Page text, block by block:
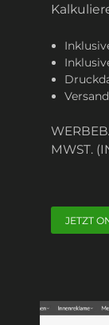
MWST.
JETZT